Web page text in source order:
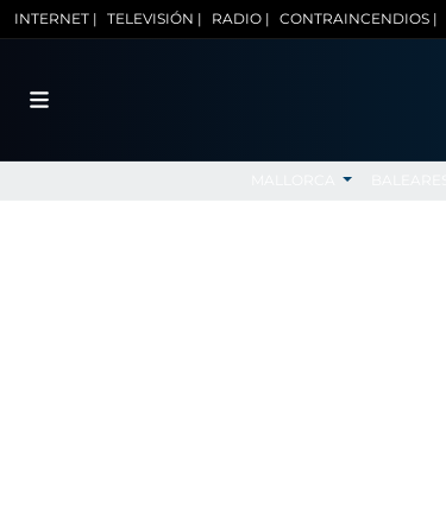
INTERNET | TELEVISIÓN | RADIO | CONTRAINCENDIOS |